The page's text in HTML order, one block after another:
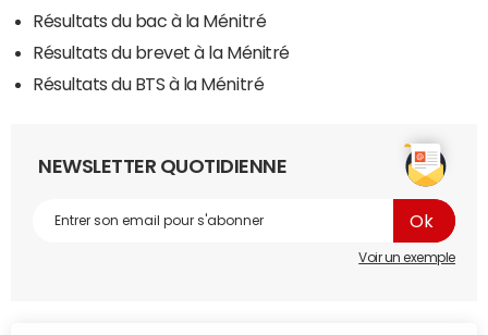
Résultats du bac à la Ménitré
Résultats du brevet à la Ménitré
Résultats du BTS à la Ménitré
NEWSLETTER QUOTIDIENNE
Voir un exemple